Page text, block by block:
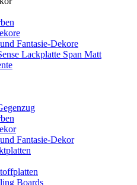
Fantasie-Dekore
Lackplatte Span Matt
Fantasie-Dekor
Boards